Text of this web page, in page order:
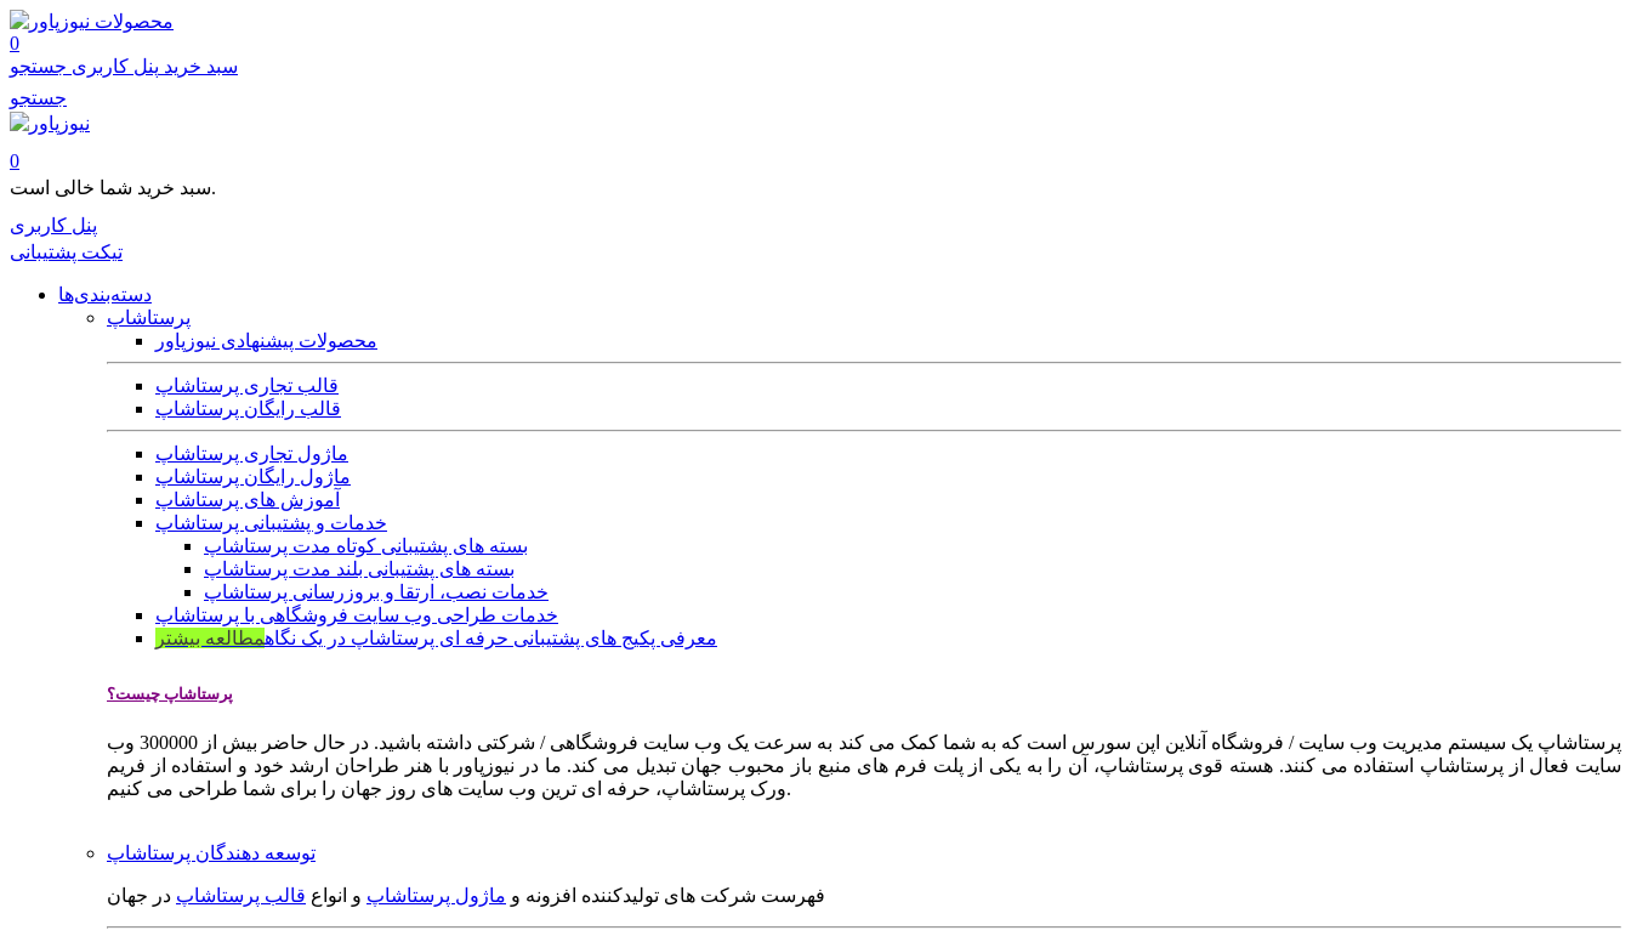
محصولات
0
سبد خرید پنل کاربری جستجو
جستجو
0
سبد خرید شما خالی است.
پنل کاربری
تیکت پشتیبانی
دسته‌بندی‌ها
پرستاشاپ
محصولات پیشنهادی نیوزپاور
قالب تجاری پرستاشاپ
قالب رایگان پرستاشاپ
ماژول تجاری پرستاشاپ
ماژول رایگان پرستاشاپ
آموزش های پرستاشاپ
خدمات و پشتیبانی پرستاشاپ
بسته های پشتیبانی کوتاه مدت پرستاشاپ
بسته های پشتیبانی بلند مدت پرستاشاپ
خدمات نصب، ارتقا و بروزرسانی پرستاشاپ
خدمات طراحی وب سایت فروشگاهی با پرستاشاپ
معرفی پکیج های پشتیبانی حرفه ای پرستاشاپ در یک نگاهمطالعه بیشتر
پرستاشاپ چیست؟
پرستاشاپ یک سیستم مدیریت وب سایت / فروشگاه آنلاین اپن سورس است که به شما کمک می کند به سرعت یک وب سایت فروشگاهی / شرکتی داشته باشید. در حال حاضر بیش از 300000 وب
سایت فعال از پرستاشاپ استفاده می کنند. هسته قوی پرستاشاپ، آن را به یکی از پلت فرم های منبع باز محبوب جهان تبدیل می کند. ما در نیوزپاور با هنر طراحان ارشد خود و استفاده از فریم
ورک پرستاشاپ، حرفه ای ترین وب سایت های روز جهان را برای شما طراحی می کنیم.
توسعه دهندگان پرستاشاپ
فهرست شرکت های تولیدکننده افزونه و ماژول پرستاشاپ و انواع قالب پرستاشاپ در جهان